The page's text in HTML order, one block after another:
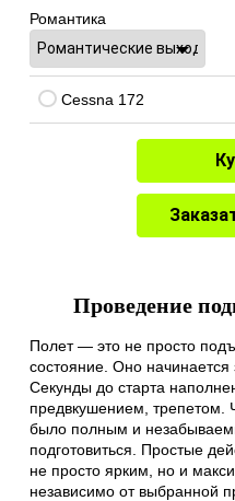
Романтика
Cessna 172
Проведение
Полет — это не просто
состояние. Оно начинается
Секунды до старта
предвкушением, трепетом.
было полным и
подготовиться. Простые
не просто ярким, но и
независимо от выбранной